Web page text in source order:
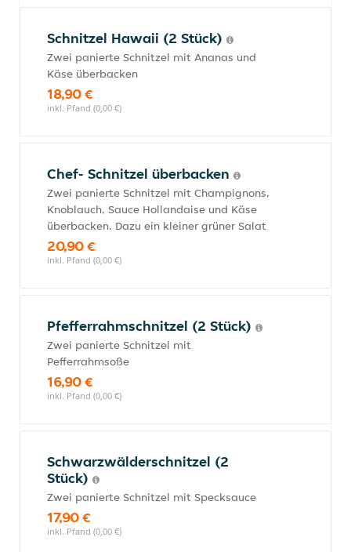
Schnitzel Hawaii (2 Stück)
Zwei panierte Schnitzel mit Ananas und
Käse überbacken
18,90 €
inkl. Pfand (0,00 €)
Chef- Schnitzel überbacken
Zwei panierte Schnitzel mit Champignons,
Knoblauch, Sauce Hollandaise und Käse
überbacken. Dazu ein kleiner grüner Salat
20,90 €
inkl. Pfand (0,00 €)
Pfefferrahmschnitzel (2 Stück)
Zwei panierte Schnitzel mit
Pefferrahmsoße
16,90 €
inkl. Pfand (0,00 €)
Schwarzwälderschnitzel (2
Stück)
Zwei panierte Schnitzel mit Specksauce
17,90 €
inkl. Pfand (0,00 €)